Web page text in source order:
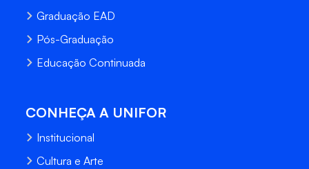
Graduação EAD
Pós-Graduação
Educação Continuada
CONHEÇA A UNIFOR
Institucional
Cultura e Arte